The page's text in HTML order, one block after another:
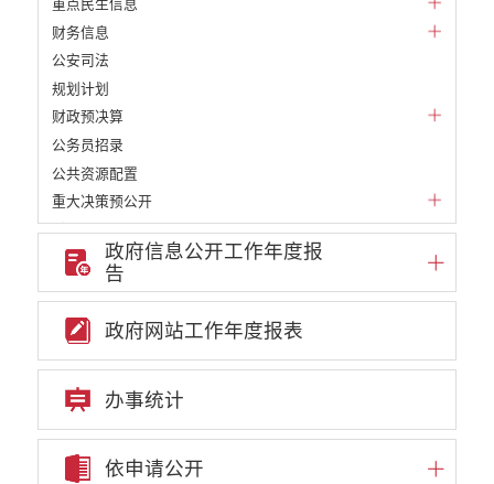
重点民生信息
财务信息
公安司法
规划计划
财政预决算
公务员招录
公共资源配置
重大决策预公开
重大决策听证事项
权责清单
行政事项
部门信息公开基本目录
重大项目
重点领域责任部门信息公开
政府信息公开工作年度报
告
政府网站工作年度报表
办事统计
依申请公开